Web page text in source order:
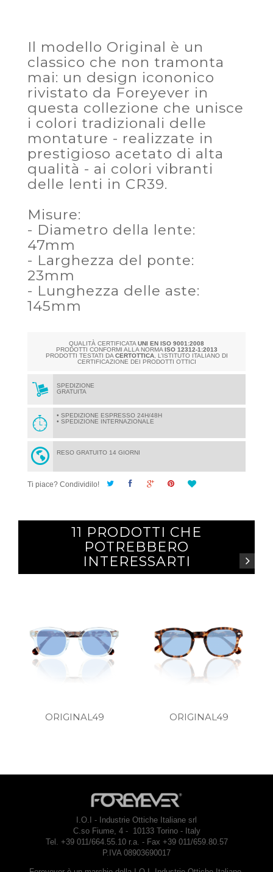
Il modello Original è un
classico che non tramonta
mai: un design icononico
rivistato da Foreyever in
questa collezione che unisce
i colori tradizionali delle
montature - realizzate in
prestigioso acetato di alta
qualità - ai colori vibranti
delle lenti in CR39.
Misure:
- Diametro della lente:
47mm
- Larghezza del ponte:
23mm
- Lunghezza delle aste:
145mm
QUALITÀ CERTIFICATA UNI EN ISO 9001:2008
PRODOTTI CONFORMI ALLA NORMA ISO 12312-1:2013
PRODOTTI TESTATI DA CERTOTTICA, L’ISTITUTO ITALIANO DI
CERTIFICAZIONE DEI PRODOTTI OTTICI
SPEDIZIONE
GRATUITA
• SPEDIZIONE ESPRESSO 24H/48H
• SPEDIZIONE INTERNAZIONALE
RESO GRATUITO 14 GIORNI
Ti piace? Condividilo!
11 PRODOTTI CHE
POTREBBERO
INTERESSARTI
ORIGINAL49 ORIGINAL49
I.O.I - Industrie Ottiche Italiane srl
C.so Fiume, 4 - 10133 Torino - Italy
Tel. +39 011/664.55.10 r.a. - Fax +39 011/659.80.57
P.IVA 08903690017